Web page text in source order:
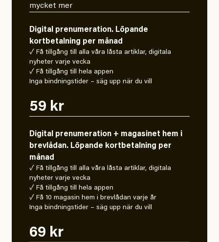
mycket mer
Digital prenumeration. Löpande
kortbetalning per månad
✓ Få tillgång till alla våra låsta artiklar, digitala
nyheter varje vecka
✓ Få tillgång till hela appen
Inga bindningstider – säg upp när du vill
59 kr
Digital prenumeration + magasinet hem i
brevlådan. Löpande kortbetalning per
månad
✓ Få tillgång till alla våra låsta artiklar, digitala
nyheter varje vecka
✓ Få tillgång till hela appen
✓ Få 10 magasin hem i brevlådan varje år
Inga bindningstider – säg upp när du vill
69 kr